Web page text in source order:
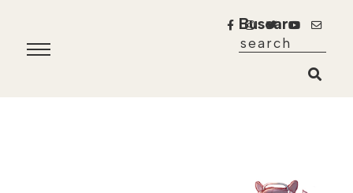
Buscar